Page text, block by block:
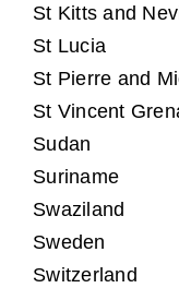
St Kitts and
St Lucia
St Pierre and
St Vincent
Sudan
Suriname
Swaziland
Sweden
Switzerland